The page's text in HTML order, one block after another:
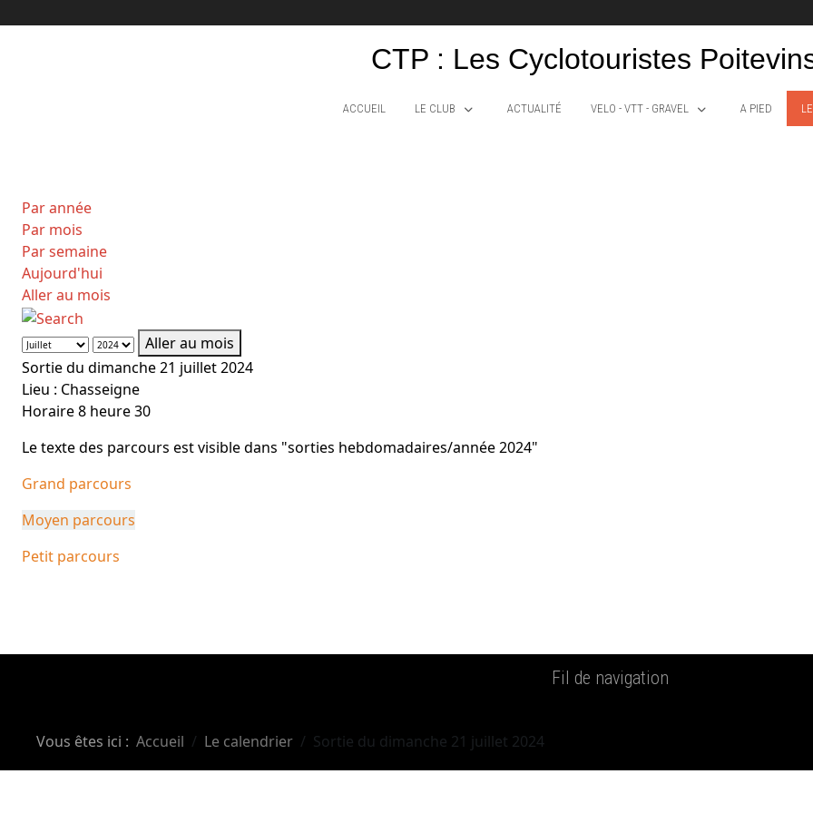
CTP : Les Cyclotouristes
ACCUEIL LE CLUB ACTUALITÉ VELO - VTT - GRAVEL A PIED
Par année
Par mois
Par semaine
Aujourd'hui
Aller au mois
Aller au mois
Sortie du dimanche 21 juillet 2024
Lieu : Chasseigne
Horaire 8 heure 30
Le texte des parcours est visible dans "sorties hebdomadaires/année 2024"
Grand parcours
Moyen parcours
Petit parcours
Fil de navigation
Vous êtes ici : Accueil Le calendrier Sortie du dimanche 21 juillet 2024